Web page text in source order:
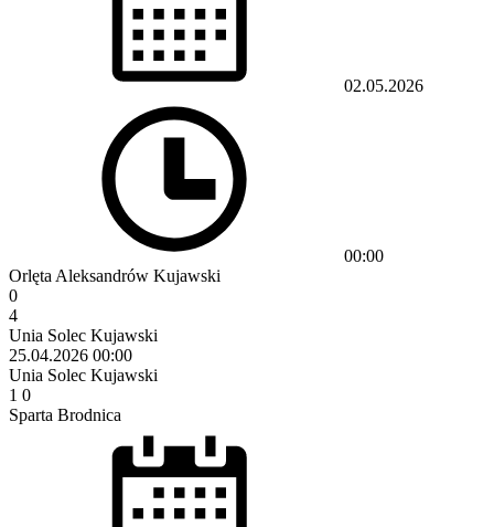
02.05.2026
00:00
Orlęta Aleksandrów Kujawski
0
4
Unia Solec Kujawski
25.04.2026 00:00
Unia Solec Kujawski
1 0
Sparta Brodnica